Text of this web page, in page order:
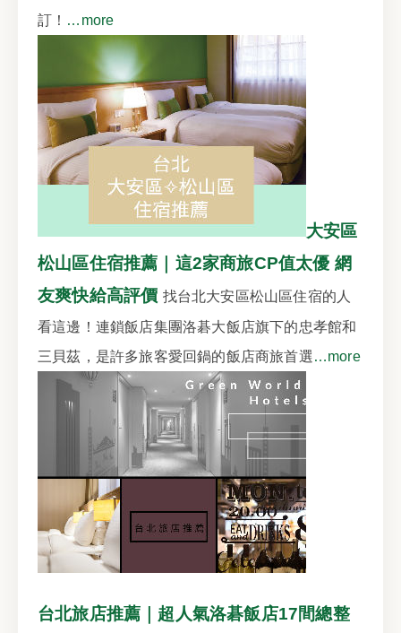
訂！ …more
大安區
松山區住宿推薦｜這2家商旅CP值太優 網
友爽快給高評價 找台北大安區松山區住宿的人
看這邊！連鎖飯店集團洛碁大飯店旗下的忠孝館和
三貝茲，是許多旅客愛回鍋的飯店商旅首選…more
台北旅店推薦｜超人氣洛碁飯店17間總整